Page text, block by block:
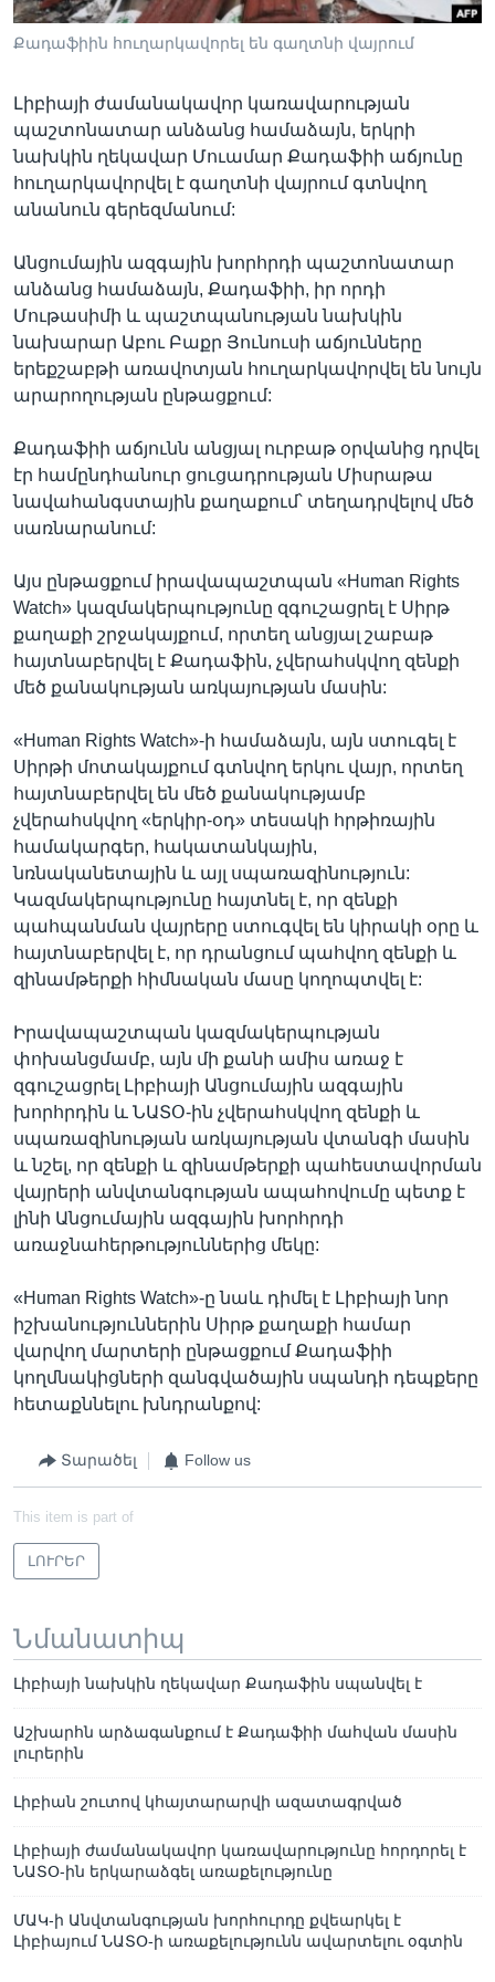
Քադաֆիին հուղարկավորել են գաղտնի վայրում
Լիբիայի ժամանակավոր կառավարության
պաշտոնատար անձանց համաձայն, երկրի
նախկին ղեկավար Մուամար Քադաֆիի աճյունը
հուղարկավորվել է գաղտնի վայրում գտնվող
անանուն գերեզմանում:
Անցումային ազգային խորհրդի պաշտոնատար
անձանց համաձայն, Քադաֆիի, իր որդի
Մութասիմի և պաշտպանության նախկին
նախարար Աբու Բաքր Յունուսի աճյունները
երեքշաբթի առավոտյան հուղարկավորվել են նույն
արարողության ընթացքում:
Քադաֆիի աճյունն անցյալ ուրբաթ օրվանից դրվել
էր համընդհանուր ցուցադրության Միսրաթա
նավահանգստային քաղաքում՝ տեղադրվելով մեծ
սառնարանում:
Այս ընթացքում իրավապաշտպան «Human Rights
Watch» կազմակերպությունը զգուշացրել է Սիրթ
քաղաքի շրջակայքում, որտեղ անցյալ շաբաթ
հայտնաբերվել է Քադաֆին, չվերահսկվող զենքի
մեծ քանակության առկայության մասին:
«Human Rights Watch»-ի համաձայն, այն ստուգել է
Սիրթի մոտակայքում գտնվող երկու վայր, որտեղ
հայտնաբերվել են մեծ քանակությամբ
չվերահսկվող «երկիր-օդ» տեսակի հրթիռային
համակարգեր, հակատանկային,
նռնականետային և այլ սպառազինություն:
Կազմակերպությունը հայտնել է, որ զենքի
պահպանման վայրերը ստուգվել են կիրակի օրը և
հայտնաբերվել է, որ դրանցում պահվող զենքի և
զինամթերքի հիմնական մասը կողոպտվել է:
Իրավապաշտպան կազմակերպության
փոխանցմամբ, այն մի քանի ամիս առաջ է
զգուշացրել Լիբիայի Անցումային ազգային
խորհրդին և ՆԱՏՕ-ին չվերահսկվող զենքի և
սպառազինության առկայության վտանգի մասին
և նշել, որ զենքի և զինամթերքի պահեստավորման
վայրերի անվտանգության ապահովումը պետք է
լինի Անցումային ազգային խորհրդի
առաջնահերթություններից մեկը:
«Human Rights Watch»-ը նաև դիմել է Լիբիայի նոր
իշխանություններին Սիրթ քաղաքի համար
վարվող մարտերի ընթացքում Քադաֆիի
կողմնակիցների զանգվածային սպանդի դեպքերը
հետաքննելու խնդրանքով:
Տարածել Follow us
This item is part of
ԼՈՒՐԵՐ
Նմանատիպ
Լիբիայի նախկին ղեկավար Քադաֆին սպանվել է
Աշխարհն արձագանքում է Քադաֆիի մահվան մասին
լուրերին
Լիբիան շուտով կհայտարարվի ազատագրված
Լիբիայի ժամանակավոր կառավարությունը հորդորել է
ՆԱՏՕ-ին երկարաձգել առաքելությունը
ՄԱԿ-ի Անվտանգության խորհուրդը քվեարկել է
Լիբիայում ՆԱՏՕ-ի առաքելությունն ավարտելու օգտին